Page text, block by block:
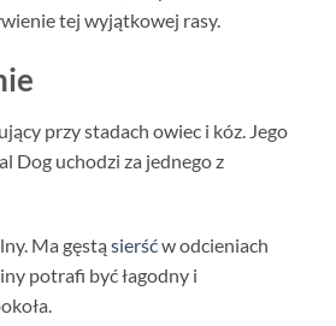
tej wyjątkowej rasy.
przy stadach owiec i kóz. Jego
Dog uchodzi za jednego z
Ma gęstą sierśćw odcieniach
potrafi być łagodny i